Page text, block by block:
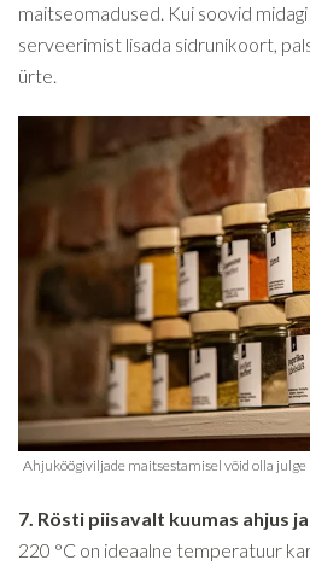
maitseomadused. Kui soovid
serveerimist lisada sidrunikoort,
ürte.
7. Rösti piisavalt kuumas ahjus
220 °C on ideaalne temperatuur